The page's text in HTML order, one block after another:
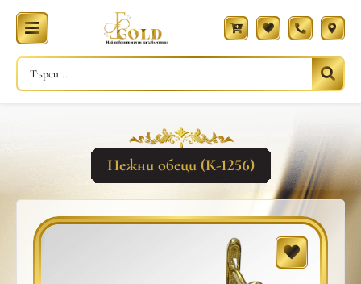
Нежни обеци (К-1256)